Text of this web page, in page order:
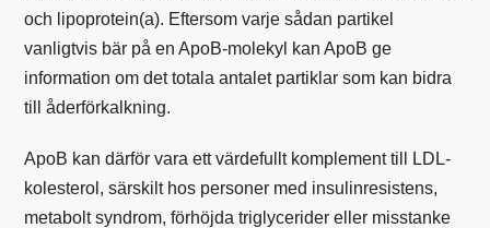
och lipoprotein(a). Eftersom varje sådan partikel
vanligtvis bär på en ApoB-molekyl kan ApoB ge
information om det totala antalet partiklar som kan bidra
till åderförkalkning.
ApoB kan därför vara ett värdefullt komplement till LDL-
kolesterol, särskilt hos personer med insulinresistens,
metabolt syndrom, förhöjda triglycerider eller misstanke